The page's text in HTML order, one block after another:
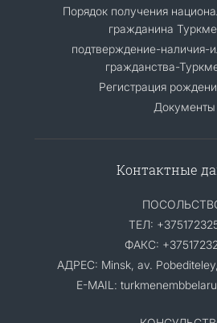
Порядок получения
гражданина
подтверждение-наличия-
гражданства-
Регистрация
Документы
Контактные
ТЕЛ:
ФАКС:
АДРЕС: Minsk, av.
E-MAIL: